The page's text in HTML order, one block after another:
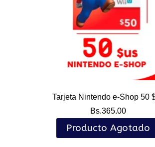
Tarjeta Nintendo e-Shop 50
Bs.365.00
Producto Agotado